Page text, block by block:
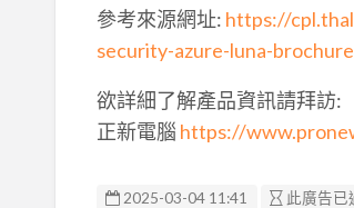
參考來源網址: https://
security-azure-luna-brochure
欲詳細了解產品資訊請拜訪:
正新電腦 https://
2025-03-04 11:41 此廣告已